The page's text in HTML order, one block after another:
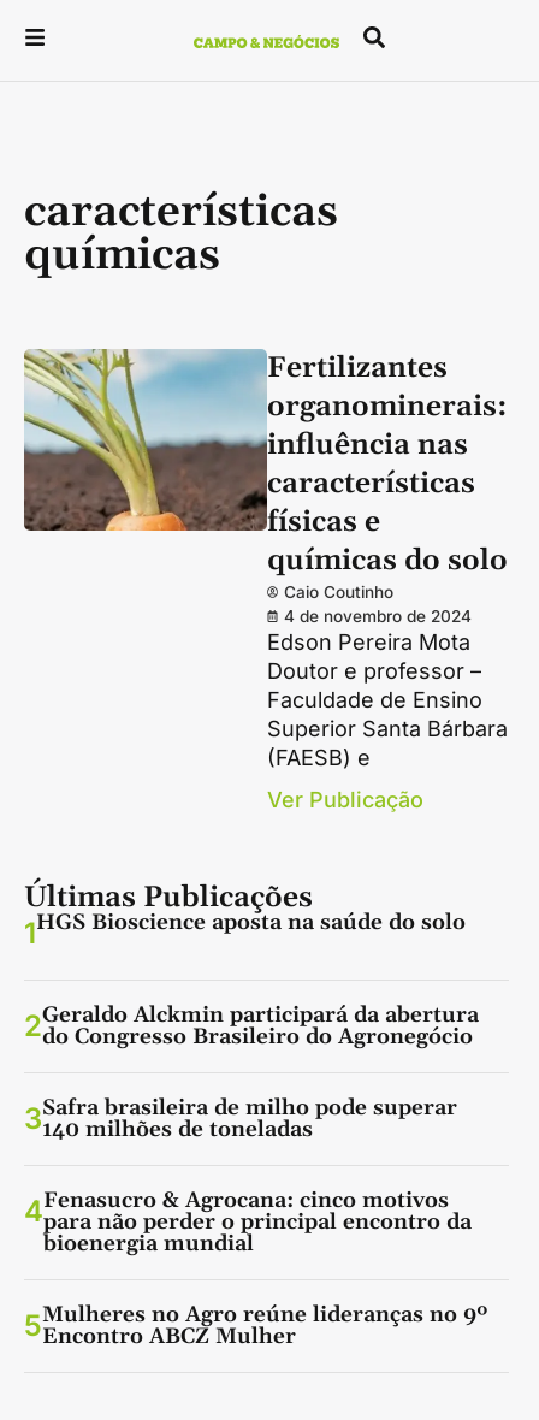
características
químicas
Fertilizantes
organominerais:
influência nas
características
físicas e
químicas do solo
Caio Coutinho
4 de novembro de 2024
Edson Pereira Mota
Doutor e professor –
Faculdade de Ensino
Superior Santa Bárbara
(FAESB) e
Ver Publicação
Últimas Publicações
1HGS Bioscience aposta na saúde do solo
2Geraldo Alckmin participará da abertura
do Congresso Brasileiro do Agronegócio
3Safra brasileira de milho pode superar
140 milhões de toneladas
4Fenasucro & Agrocana: cinco motivos
para não perder o principal encontro da
bioenergia mundial
5Mulheres no Agro reúne lideranças no 9º
Encontro ABCZ Mulher